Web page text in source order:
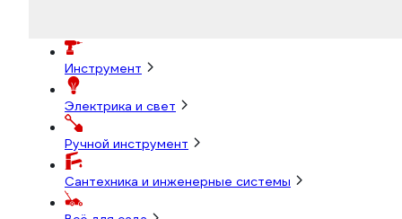
Инструмент
Электрика и свет
Ручной инструмент
Сантехника и инженерные системы